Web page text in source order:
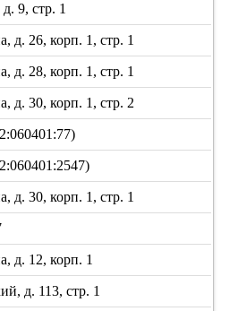
9, стр. 1
д. 26, корп. 1, стр. 1
д. 28, корп. 1, стр. 1
д. 30, корп. 1, стр. 2
д. 30, корп. 1, стр. 1
д. 12, корп. 1
д. 113, стр. 1